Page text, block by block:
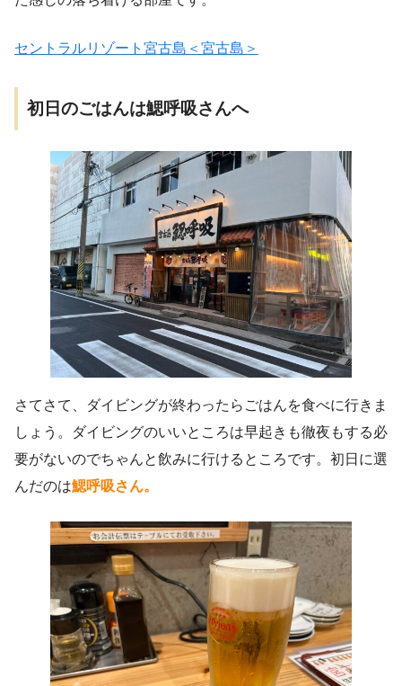
セントラルリゾート宮古島＜宮古島＞
初日のごはんは鰓呼吸さんへ
さてさて、ダイビングが終わったらごはんを食べに行きま
しょう。ダイビングのいいところは早起きも徹夜もする必
要がないのでちゃんと飲みに行けるところです。初日に選
んだのは鰓呼吸さん。